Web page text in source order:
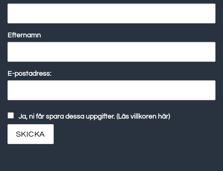
Efternamn
E-postadress:
Ja, ni får spara dessa uppgifter. (Läs villkoren här)